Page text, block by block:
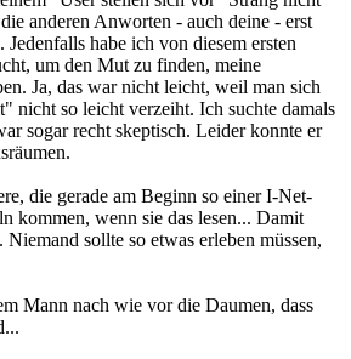
anderen Anworten - auch deine - erst
. Jedenfalls habe ich von diesem ersten
um den Mut zu finden, meine
Ja, das war nicht leicht, weil man sich
nicht so leicht verzeiht. Ich suchte damals
sogar recht skeptisch. Leider konnte er
die gerade am Beginn so einer I-Net-
kommen, wenn sie das lesen... Damit
sollte so etwas erleben müssen,
Mann nach wie vor die Daumen, dass